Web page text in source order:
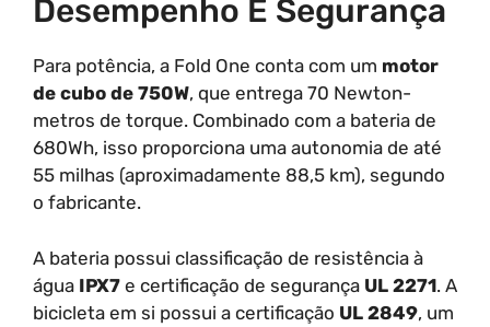
Desempenho E Segurança
Para potência, a Fold One conta com um motor
de cubo de 750W, que entrega 70 Newton-
metros de torque. Combinado com a bateria de
680Wh, isso proporciona uma autonomia de até
55 milhas (aproximadamente 88,5 km), segundo
o fabricante.
A bateria possui classificação de resistência à
água IPX7 e certificação de segurança UL 2271. A
bicicleta em si possui a certificação UL 2849, um